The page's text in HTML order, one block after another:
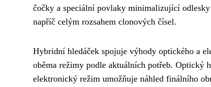
čočky a speciální povlaky minimalizující
napříč celým rozsahem clonových čísel.
Hybridní hledáček spojuje výhody optického a
oběma režimy podle aktuálních potřeb. Optický
elektronický režim umožňuje náhled finálního